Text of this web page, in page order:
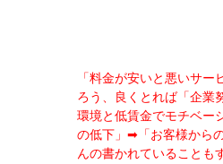
「料金が安いと悪いサ
ろう、良くとれば「企業
環境と低賃金でモチベー
の低下」➡「お客様から
んの書かれていることも